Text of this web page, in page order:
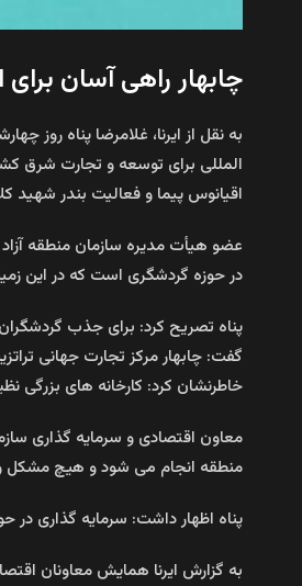
چابهار راهی آسان
به نقل از ایرنا، غلامرضا پناه
المللی برای توسعه و تجارت شرق
اقیانوس پیما و فعالیت بندر شهید
در حوزه گردشگری است که در این زمینه هزار و ۹۰۰ هکتار اراضی گردشگری آماده سرمایه‌ گذاری و
پناه تصریح کرد: برای جذب
گفت: چابهار مرکز تجارت جهانی
خاطرنشان کرد: کارخانه های
معاون اقتصادی و سرمایه گذاری
منطقه انجام می شود و هیچ مشکل و
پناه اظهار داشت: سرمایه گذاری
به گزارش ایرنا همایش معاونان